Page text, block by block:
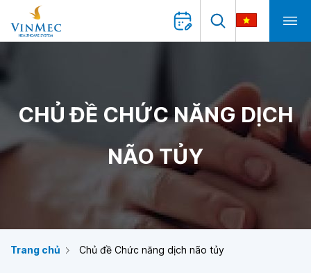
CHỦ ĐỀ CHỨC NĂNG DỊCH
NÃO TỦY
Trang chủ Chủ đề Chức năng dịch não tủy